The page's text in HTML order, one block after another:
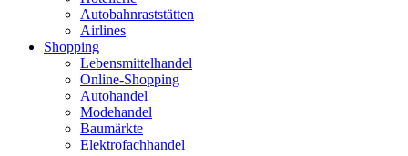
Autobahnraststätten
Airlines
Shopping
Lebensmittelhandel
Online-Shopping
Autohandel
Modehandel
Baumärkte
Elektrofachhandel